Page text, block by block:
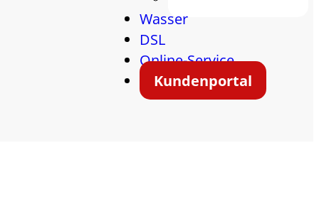
Wasser
DSL
Online-Service
Kundenportal